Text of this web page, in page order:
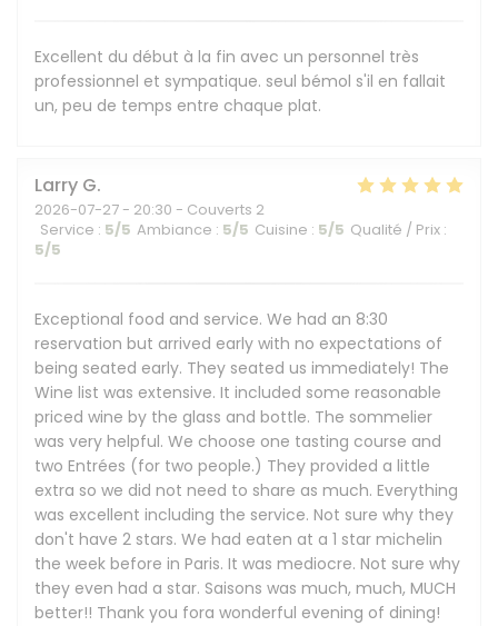
Excellent du début à la fin avec un personnel très
professionnel et sympatique. seul bémol s'il en fallait
un, peu de temps entre chaque plat.
Larry G
2026-07-27 - 20:30 - Couverts 2
Service : 5/5 Ambiance : 5/5 Cuisine : 5/5 Qualité / Prix :
5/5
Exceptional food and service. We had an 8:30
reservation but arrived early with no expectations of
being seated early. They seated us immediately! The
Wine list was extensive. It included some reasonable
priced wine by the glass and bottle. The sommelier
was very helpful. We choose one tasting course and
two Entrées (for two people.) They provided a little
extra so we did not need to share as much. Everything
was excellent including the service. Not sure why they
don't have 2 stars. We had eaten at a 1 star michelin
the week before in Paris. It was mediocre. Not sure why
they even had a star. Saisons was much, much, MUCH
better!! Thank you fora wonderful evening of dining!